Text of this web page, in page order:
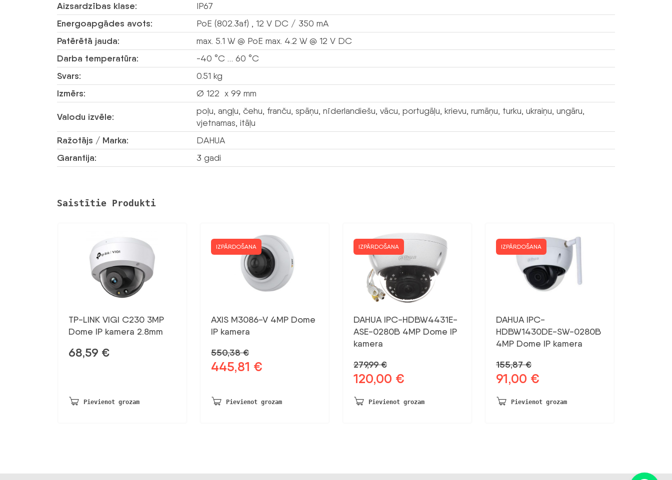
Aizsardzības klase: IP67
Energoapgādes avots: PoE (802.3af) , 12 V DC / 350 mA
Patērētā jauda: max. 5.1 W @ PoE max. 4.2 W @ 12 V DC
Darba temperatūra: -40 °C … 60 °C
Svars: 0.51 kg
Izmērs: Ø 122 x 99 mm
Valodu izvēle:
poļu, angļu, čehu, franču, spāņu, nīderlandiešu, vācu, portugāļu, krievu, rumāņu, turku, ukraiņu, ungāru,
vjetnamas, itāļu
Ražotājs / Marka: DAHUA
Garantija: 3 gadi
Saistītie Produkti
TP-LINK VIGI C230 3MP
Dome IP kamera 2.8mm
68,59 €
Pievienot grozam
IZPĀRDOŠANA
AXIS M3086-V 4MP Dome
IP kamera
550,38€
Sākotnējā
550,38 €.
445,81 €
445,81 €.
Pievienot grozam
IZPĀRDOŠANA
DAHUA IPC-HDBW4431E-
ASE-0280B 4MP Dome IP
kamera
279,99€
Sākotnējā
bija:
120,00 €
ir:
Pievienot grozam
IZPĀRDOŠANA
DAHUA IPC-
HDBW1430DE-SW-0280B
4MP Dome IP kamera
155,87€
Sākotnējā
bija:
91,00 €
ir:
Pievienot grozam